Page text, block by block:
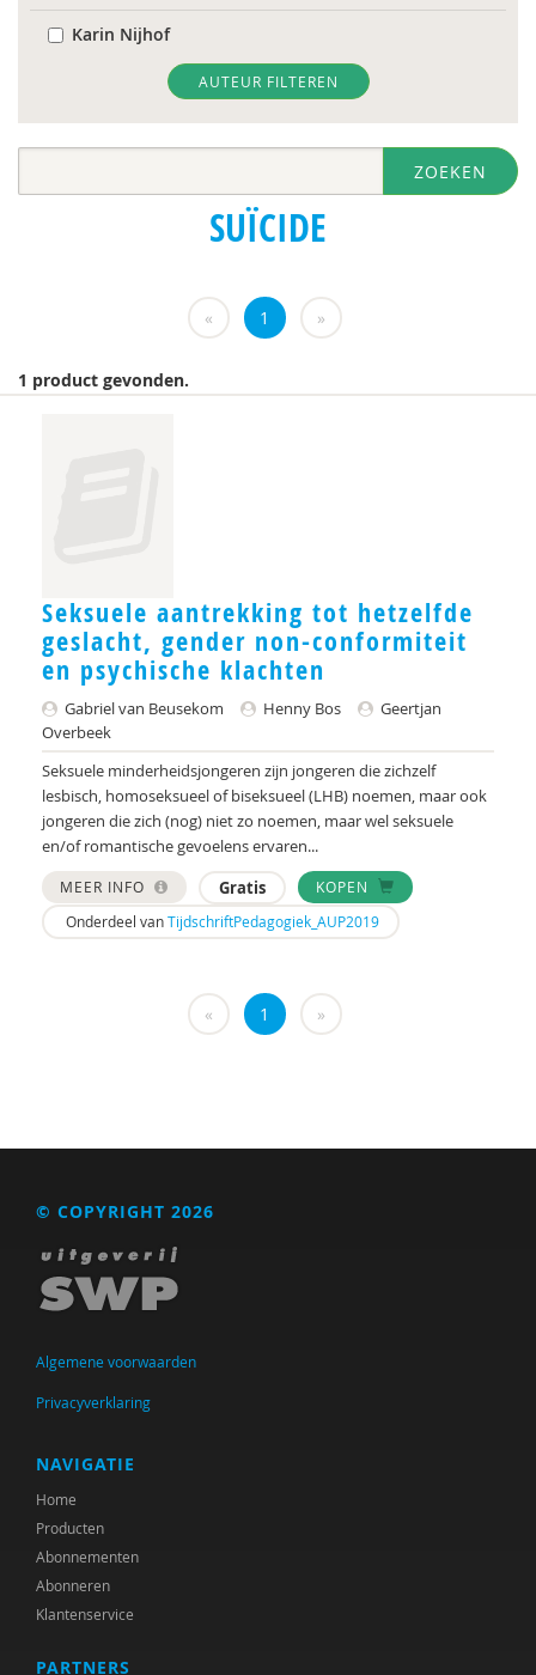
Karin Nijhof
Nienke Siebelink
Monique van ’t Erve
Jan Willem van de Maat
AUTEUR FILTEREN
ZOEKEN
SUÏCIDE
« 1 »
1 product gevonden.
Seksuele aantrekking tot hetzelfde
geslacht, gender non-conformiteit
en psychische klachten
Gabriel van Beusekom Henny Bos
Geertjan
Overbeek
Seksuele minderheidsjongeren zijn jongeren die zichzelf
lesbisch, homoseksueel of biseksueel (LHB) noemen, maar ook
jongeren die zich (nog) niet zo noemen, maar wel seksuele
en/of romantische gevoelens ervaren...
MEER INFO Gratis
KOPEN
Onderdeel vanTijdschriftPedagogiek_AUP2019
« 1 »
© COPYRIGHT 2026
Algemene voorwaarden
Privacyverklaring
NAVIGATIE
Home
Producten
Abonnementen
Abonneren
Klantenservice
PARTNERS